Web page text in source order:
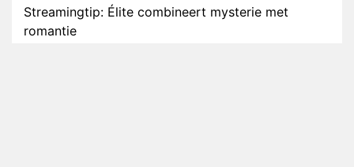
Streamingtip: Élite combineert mysterie met
romantie